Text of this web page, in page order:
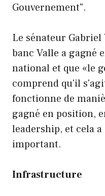
Gouvernement".
Le sénateur Gabriel
banc Valle a gagné
national et que «le
comprend qu'il
fonctionne de
gagné en position,
leadership, et cela
important.
Infrastructure